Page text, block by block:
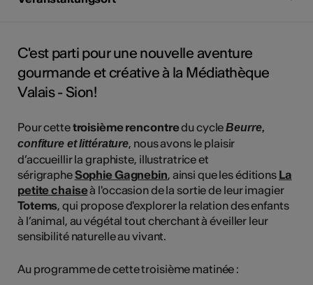
C'est parti pour une nouvelle aventure
gourmande et créative à la Médiathèque
Valais - Sion!
Pour cettetroisième rencontredu cycleBeurre,
confiture et littérature, nous avons le plaisir
d’accueillir la graphiste, illustratrice et
sérigrapheSophie Gagnebin, ainsi que les éditions La
petite chaiseà l'occasion de la sortie de leur imagier
Totems, qui propose d'explorer la relation des enfants
à l’animal, au végétal tout cherchant à éveiller leur
sensibilité naturelle au vivant.
Au programme de cette troisième matinée :